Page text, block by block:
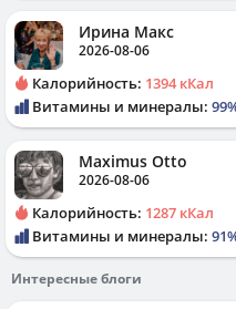
Ирина Макс
2026-08-06
Калорийность: 1394 кКал
Витамины и минералы:
Maximus Otto
2026-08-06
Калорийность: 1287 кКал
Витамины и минералы:
Интересные блоги